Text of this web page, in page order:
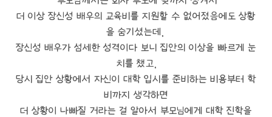
더 이상 장신성 배우의 교육비를 지원할 수 없어졌음에도 상황
을 숨기셨는데,
장신성 배우가 섬세한 성격이다 보니 집안의 이상을 빠르게 눈
치를 챘고,
당시 집안 상황에서 자신이 대학 입시를 준비하는 비용부터 학
비까지 생각하면
더 상황이 나빠질 거라는 걸 알아서 부모님에게 대학 진학을